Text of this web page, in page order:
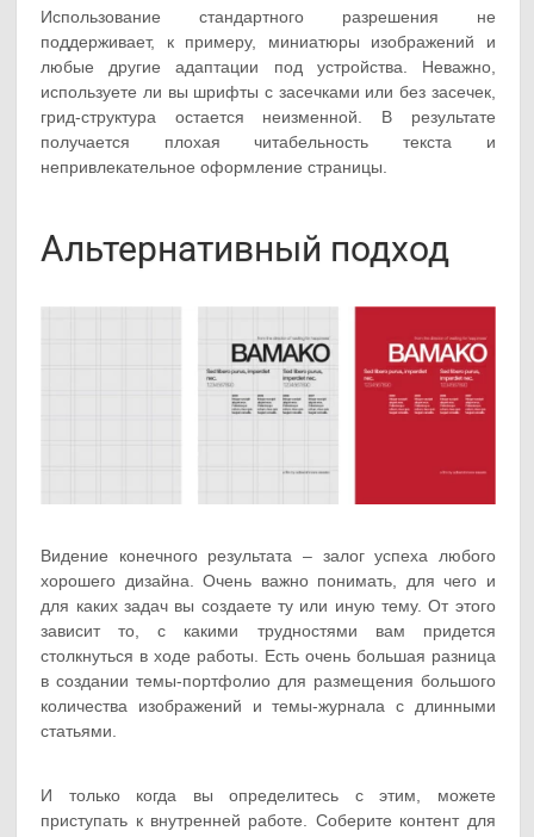
Использование стандартного разрешения не
поддерживает, к примеру, миниатюры изображений и
любые другие адаптации под устройства. Неважно,
используете ли вы шрифты с засечками или без засечек,
грид-структура остается неизменной. В результате
получается плохая читабельность текста и
непривлекательное оформление страницы.
Альтернативный подход
Видение конечного результата – залог успеха любого
хорошего дизайна. Очень важно понимать, для чего и
для каких задач вы создаете ту или иную тему. От этого
зависит то, с какими трудностями вам придется
столкнуться в ходе работы. Есть очень большая разница
в создании темы-портфолио для размещения большого
количества изображений и темы-журнала с длинными
статьями.
И только когда вы определитесь с этим, можете
приступать к внутренней работе. Соберите контент для